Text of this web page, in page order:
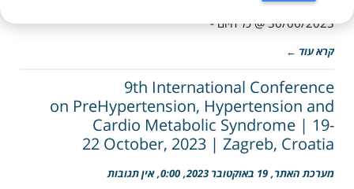
30/06/2023 @ כל היום -
קרא עוד ←
9th International Conference
on PreHypertension, Hypertension and
Cardio Metabolic Syndrome | 19-
22 October, 2023 | Zagreb, Croatia
מערכת האתר 19 באוקטובר 2023 0:00 אין תגובות